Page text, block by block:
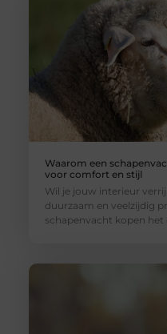
Waarom een
voor comfort en stijl
Wil je jouw interieur
duurzaam en veelzijdig
schapenvacht kopen